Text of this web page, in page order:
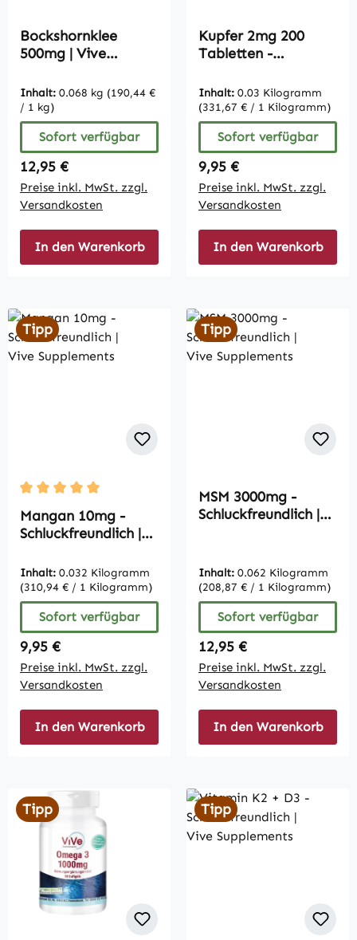
Bockshornklee
500mg | Vive
Inhalt: 0.068 kg (190,44 €
/ 1 kg)
Sofort verfügbar
Regulärer Preis:
12,95 €
Preise inkl. MwSt. zzgl.
Versandkosten
In den Warenkorb
Kupfer 2mg 200
Tabletten -
Vive Supplements
Inhalt: 0.03 Kilogramm
(331,67 € / 1 Kilogramm)
Sofort verfügbar
Regulärer Preis:
9,95 €
Preise inkl. MwSt. zzgl.
Versandkosten
In den Warenkorb
Tipp
Durchschnittliche Bewertung von 5 von 5 Sternen
Mangan 10mg -
Schluckfreundlich |
Inhalt: 0.032 Kilogramm
(310,94 € / 1 Kilogramm)
Sofort verfügbar
Regulärer Preis:
9,95 €
Preise inkl. MwSt. zzgl.
Versandkosten
In den Warenkorb
Tipp
MSM 3000mg -
Schluckfreundlich |
Inhalt: 0.062 Kilogramm
(208,87 € / 1 Kilogramm)
Sofort verfügbar
Regulärer Preis:
12,95 €
Preise inkl. MwSt. zzgl.
Versandkosten
In den Warenkorb
Tipp Tipp